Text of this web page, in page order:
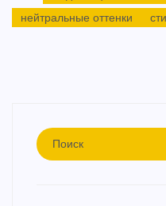
нейтральные оттенки